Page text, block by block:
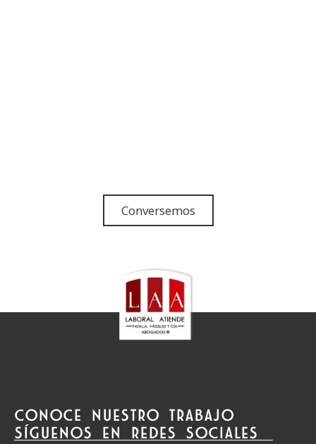
Conversemos
CONOCE NUESTRO TRABAJO
SÍGUENOS EN REDES SOCIALES